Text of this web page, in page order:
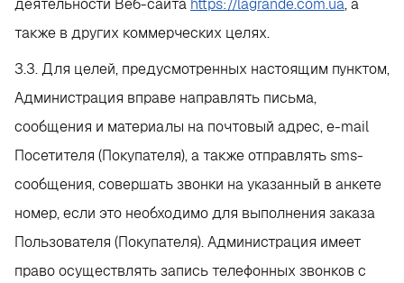
деятельности Веб-сайта https://lagrande.com.ua, а
также в других коммерческих целях.
3.3. Для целей, предусмотренных настоящим пунктом,
Администрация вправе направлять письма,
сообщения и материалы на почтовый адрес, e-mail
Посетителя (Покупателя), а также отправлять sms-
сообщения, совершать звонки на указанный в анкете
номер, если это необходимо для выполнения заказа
Пользователя (Покупателя). Администрация имеет
право осуществлять запись телефонных звонков с